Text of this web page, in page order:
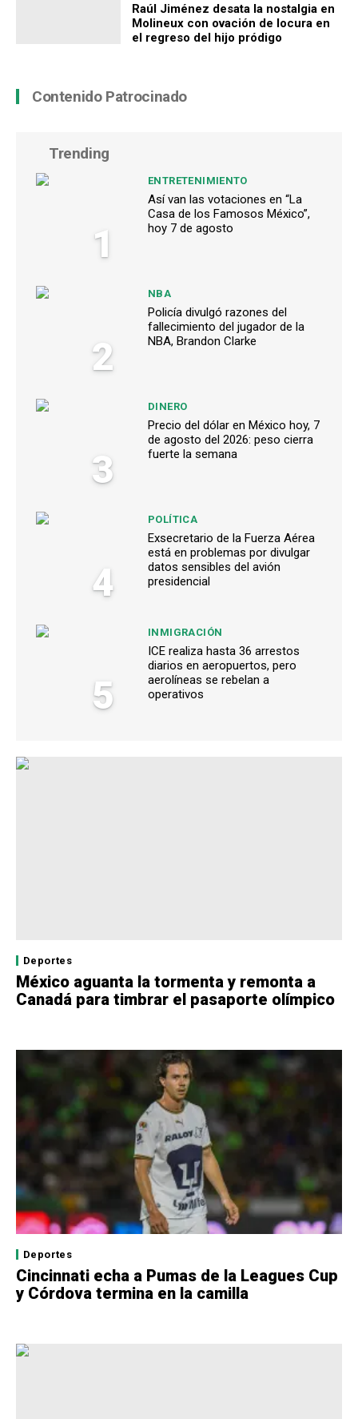
Raúl Jiménez desata la nostalgia en
Molineux con ovación de locura en
el regreso del hijo pródigo
Contenido Patrocinado
Trending
1
ENTRETENIMIENTO
Así van las votaciones en “La
Casa de los Famosos México”,
hoy 7 de agosto
2
NBA
Policía divulgó razones del
fallecimiento del jugador de la
NBA, Brandon Clarke
3
DINERO
Precio del dólar en México hoy, 7
de agosto del 2026: peso cierra
fuerte la semana
4
POLÍTICA
Exsecretario de la Fuerza Aérea
está en problemas por divulgar
datos sensibles del avión
presidencial
5
INMIGRACIÓN
ICE realiza hasta 36 arrestos
diarios en aeropuertos, pero
aerolíneas se rebelan a
operativos
Deportes
México aguanta la tormenta y remonta a
Canadá para timbrar el pasaporte olímpico
Deportes
Cincinnati echa a Pumas de la Leagues Cup
y Córdova termina en la camilla